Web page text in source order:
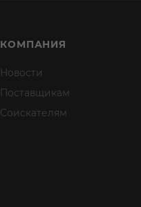
КОМПАНИЯ
Новости
Поставщикам
Соискателям